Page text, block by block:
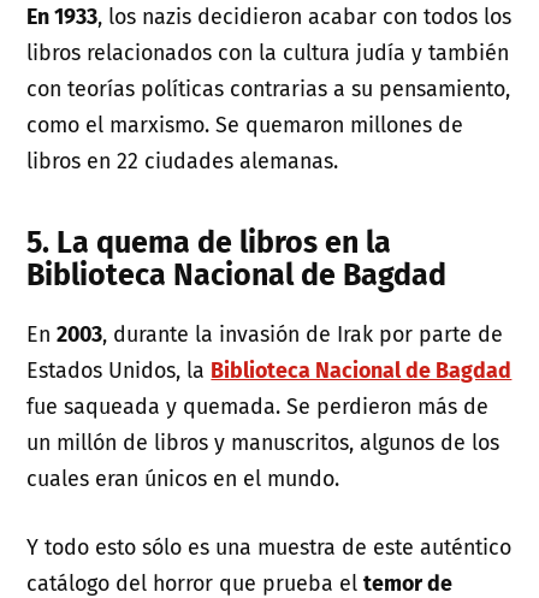
En 1933, los nazis decidieron acabar con todos los
libros relacionados con la cultura judía y también
con teorías políticas contrarias a su pensamiento,
como el marxismo. Se quemaron millones de
libros en 22 ciudades alemanas.
5. La quema de libros en la
Biblioteca Nacional de Bagdad
En2003, durante la invasión de Irak por parte de
Estados Unidos, la Biblioteca Nacional de Bagdad
fue saqueada y quemada. Se perdieron más de
un millón de libros y manuscritos, algunos de los
cuales eran únicos en el mundo.
Y todo esto sólo es una muestra de este auténtico
catálogo del horror que prueba eltemor de